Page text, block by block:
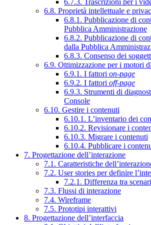
6.8. Proprietà intellettuale e
6.8.1. Pubblicazione di
Pubblica Amministrazione
6.8.2. Pubblicazione di
dalla Pubblica
6.8.3. Consenso dei
6.9. Ottimizzazione per i motori
6.9.1. I fattori on-page
6.9.2. I fattori off-page
6.9.3. Strumenti di
Console
6.10. Gestire i contenuti
6.10.1. L’inventario dei
6.10.2. Revisionare i
6.10.3. Migrare i contenuti
6.10.4. Pubblicare i
7. Progettazione dell’interazione
7.1. Caratteristiche
7.2. User stories per definire
7.2.1. Differenza tra
7.3. Flussi di interazione
7.4. Wireframe
7.5. Prototipi interattivi
8. Progettazione dell’interfaccia